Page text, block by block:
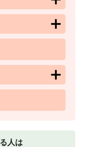
人は